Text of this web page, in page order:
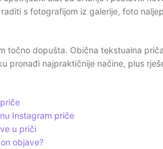
s fotografijom iz galerije, foto
točno dopušta. Obična tekstualna
pronađi najpraktičnije načine, plus
Instagram priče
u priči
objave?